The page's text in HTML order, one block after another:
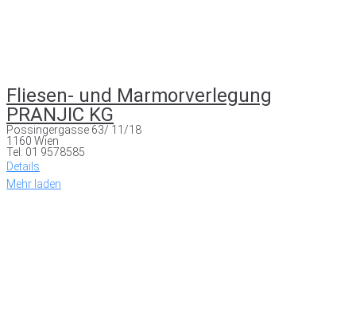
Fliesen- und Marmorverlegung
PRANJIC KG
Possingergasse 63/ 11/18
1160 Wien
Tel: 01 9578585
Details
Mehr laden